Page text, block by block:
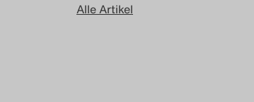
Alle Artikel